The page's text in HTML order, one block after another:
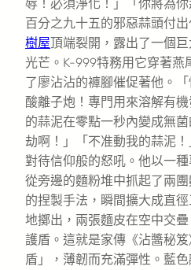
辱！必須淨化！」「你將為
百分之九十五的邪惡蒜頭付
樹屋頂端裂開，露出了一個
光芒。K-999特務用它穿著燕
了廖沾沾的褲腳催促著他。
酸離子炮！專門用來溶解有
的蒜泥在零點一秒內變成無
劫啊！」「不准動我的蒜泥
對待信仰般的怒吼。他以一
從旁邊的麵粉堆中抓起了兩
的捏製手法，瞬間擴大成直
地擲出，兩張麵皮在空中交
護盾。這就是家傳《沾醬秘
盾」，薄韌而充滿彈性。藍